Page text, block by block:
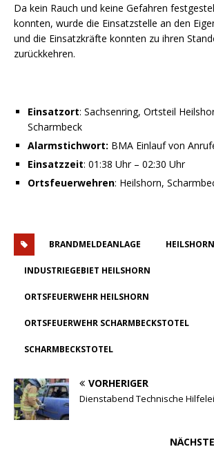
Da kein Rauch und keine Gefahren
konnten, wurde die Einsatzstelle an den
und die Einsatzkräfte konnten zu ihren
zurückkehren.
Einsatzort: Sachsenring, Ortsteil
Scharmbeck
Alarmstichwort: BMA Einlauf von
Einsatzzeit: 01:38 Uhr – 02:30 Uhr
Ortsfeuerwehren: Heilshorn,
BRANDMELDEANLAGE HEILSHORN
INDUSTRIEGEBIET HEILSHORN
ORTSFEUERWEHR HEILSHORN
ORTSFEUERWEHR SCHARMBECKSTOTEL
SCHARMBECKSTOTEL
VORHERIGER
Dienstabend Technische